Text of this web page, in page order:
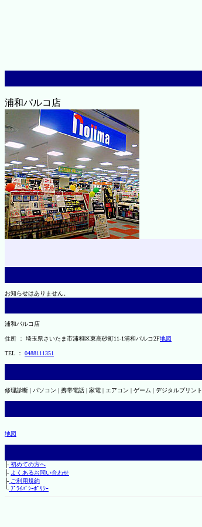
浦和パルコ店
お知らせはありません。
浦和パルコ店
住所 ： 埼玉県さいたま市浦和区東高砂町11-1浦和パルコ2F地図
TEL ： 0488111351
修理診断 | パソコン | 携帯電話 | 家電 | エアコン | ゲーム | デジタルプリント
地図
├初めての方へ
├ よくあるお問い合わせ
├ご利用規約
└ﾌﾟﾗｲﾊﾞｼｰﾎﾟﾘｼｰ